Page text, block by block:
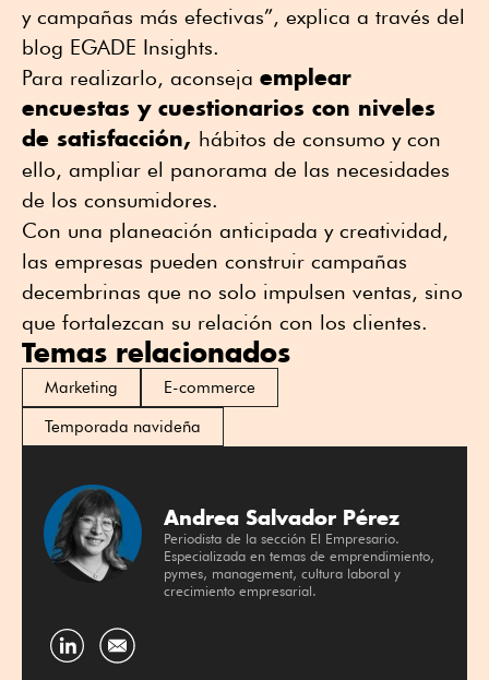
y campañas más efectivas”, explica a través del
blog EGADE Insights.
Para realizarlo, aconseja emplear
encuestas y cuestionarios con niveles
de satisfacción, hábitos de consumo y con
ello, ampliar el panorama de las necesidades
de los consumidores.
Con una planeación anticipada y creatividad,
las empresas pueden construir campañas
decembrinas que no solo impulsen ventas, sino
que fortalezcan su relación con los clientes.
Temas relacionados
Marketing
E-commerce
Temporada navideña
Andrea Salvador Pérez
Periodista de la sección El Empresario.
Especializada en temas de emprendimiento,
pymes, management, cultura laboral y
crecimiento empresarial.
Compartir